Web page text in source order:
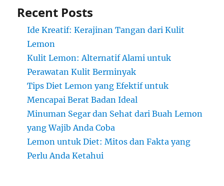
Recent Posts
Ide Kreatif: Kerajinan Tangan dari Kulit
Lemon
Kulit Lemon: Alternatif Alami untuk
Perawatan Kulit Berminyak
Tips Diet Lemon yang Efektif untuk
Mencapai Berat Badan Ideal
Minuman Segar dan Sehat dari Buah Lemon
yang Wajib Anda Coba
Lemon untuk Diet: Mitos dan Fakta yang
Perlu Anda Ketahui